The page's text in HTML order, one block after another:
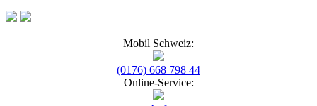
Mobil Schweiz:
(0176) 668 798 44
Online-Service: